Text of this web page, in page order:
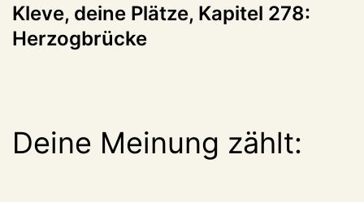
Kleve, deine Plätze, Kapitel 278:
Herzogbrücke
Deine Meinung zählt: